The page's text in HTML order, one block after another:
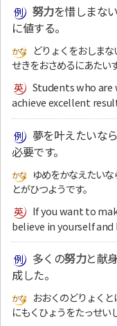
努力を惜しまな
に値する。
どりょくをおしま
せきをおさめるにあたい
Students who
achieve excellent
夢を叶えたいな
必要です。
ゆめをかなえたい
とがひつようです。
If you want to
believe in yourself
多くの努力と献
成した。
おおくのどりょく
にもくひょうをたっせい